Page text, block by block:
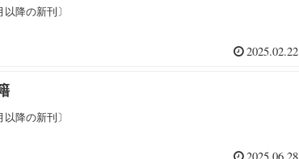
降の新刊〕
2025.02.22
降の新刊〕